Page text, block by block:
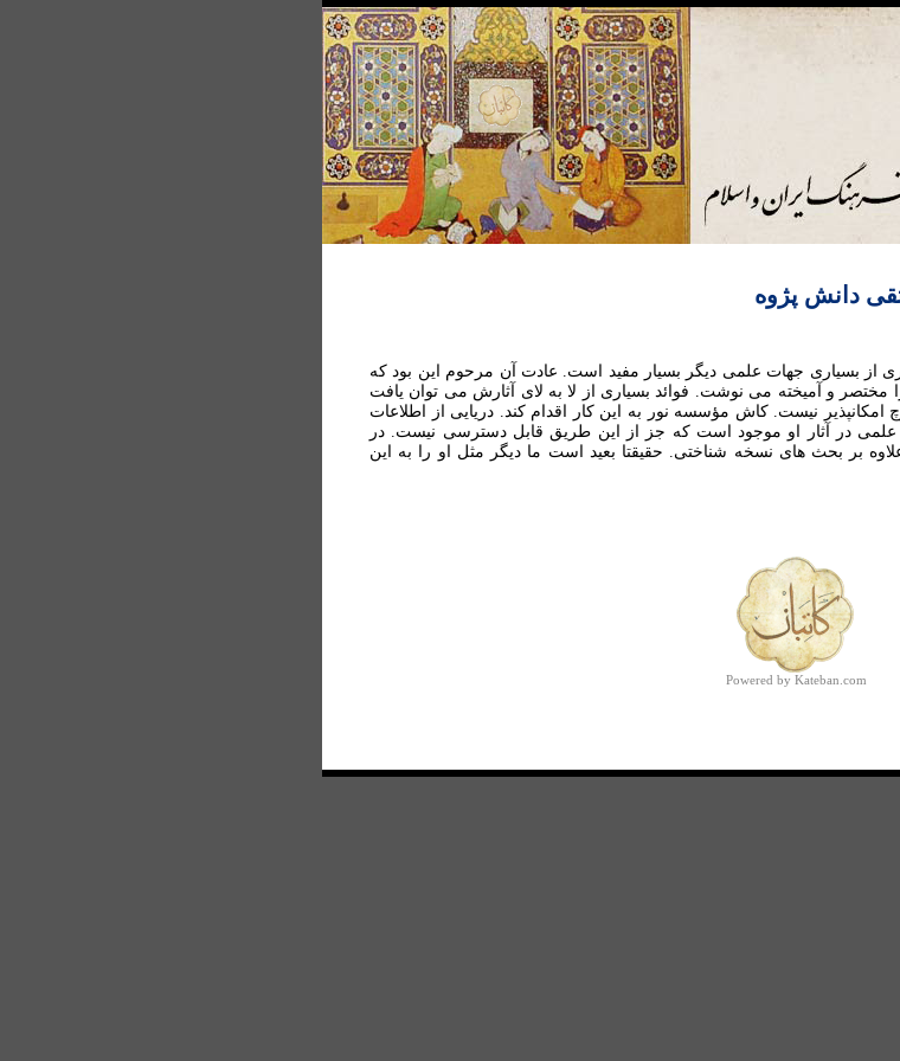
دانش پژوه
از بسیاری جهات علمی دیگر بسیار مفید است. عادت آن مرحوم این بود که
و آمیخته می نوشت. فوائد بسیاری از لا به لای آثارش می توان یافت
امکانپذیر نیست. کاش مؤسسه نور به این کار اقدام کند. دریایی از اطلاعات
علمی در آثار او موجود است که جز از این طریق قابل دسترسی نیست. در
بر بحث های نسخه شناختی. حقیقتا بعید است ما دیگر مثل او را به این
Powered by Kateban.com